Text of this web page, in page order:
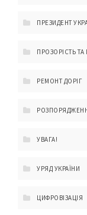
ПРЕЗИДЕНТ
ПРОЗОРІСТЬ ТА
РЕМОНТ ДОРІГ
УВАГА!
УРЯД УКРАЇНИ
ЦИФРОВІЗАЦІЯ